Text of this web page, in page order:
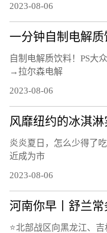
2023-08-06
一分钟自制电解
自制电解质饮料！PS大
→拉尔森电解
2023-08-06
炎炎夏日，怎么少得了
近成为市
2023-08-06
⭐北部战区向黑龙江、